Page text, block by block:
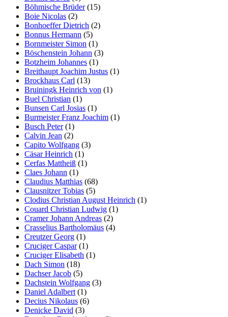
Böhmische Brüder(15)
Boie Nicolas (2)
Bonhoeffer Dietrich (2)
Bonnus Hermann (5)
Bornmeister Simon (1)
Böschenstein Johann (3)
Botzheim Johannes (1)
Breithaupt Joachim Justus (1)
Brockhaus Carl (13)
Bruiningk Heinrich von (1)
Buel Christian (1)
Bunsen Carl Josias (1)
Burmeister Franz Joachim (1)
Busch Peter(1)
Calvin Jean (2)
Capito Wolfgang (3)
Cäsar Heinrich (1)
Cerfas Mattheiß (1)
Claes Johann (1)
Claudius Matthias (68)
Clausnitzer Tobias (5)
Clodius Christian August Heinrich (1)
Couard Christian Ludwig (1)
Cramer Johann Andreas (2)
Crasselius Bartholomäus (4)
Creutzer Georg (1)
Cruciger Caspar(1)
Cruciger Elisabeth (1)
Dach Simon (18)
Dachser Jacob (5)
Dachstein Wolfgang (3)
Daniel Adalbert (1)
Decius Nikolaus (6)
Denicke David (3)